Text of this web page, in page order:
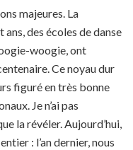
majeures. La
des écoles de danse
woogie, ont
Ce noyau dur
figuré en très bonne
Je n’ai pas
la révéler. Aujourd’hui,
: l’an dernier, nous